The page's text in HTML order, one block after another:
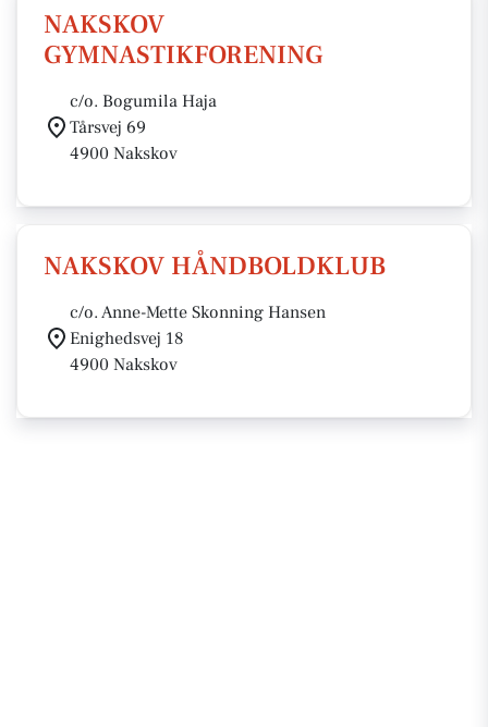
NAKSKOV
GYMNASTIKFORENING
c/o. Bogumila Haja
Tårsvej 69
4900 Nakskov
NAKSKOV HÅNDBOLDKLUB
c/o. Anne-Mette Skonning Hansen
Enighedsvej 18
4900 Nakskov